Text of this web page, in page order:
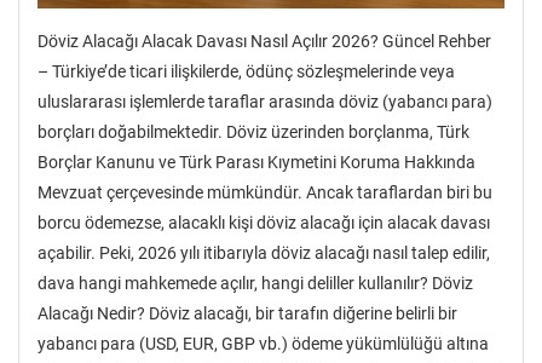
Döviz Alacağı Alacak Davası Nasıl Açılır 2026? Güncel Rehber
– Türkiye’de ticari ilişkilerde, ödünç sözleşmelerinde veya
uluslararası işlemlerde taraflar arasında döviz (yabancı para)
borçları doğabilmektedir. Döviz üzerinden borçlanma, Türk
Borçlar Kanunu ve Türk Parası Kıymetini Koruma Hakkında
Mevzuat çerçevesinde mümkündür. Ancak taraflardan biri bu
borcu ödemezse, alacaklı kişi döviz alacağı için alacak davası
açabilir. Peki, 2026 yılı itibarıyla döviz alacağı nasıl talep edilir,
dava hangi mahkemede açılır, hangi deliller kullanılır? Döviz
Alacağı Nedir? Döviz alacağı, bir tarafın diğerine belirli bir
yabancı para (USD, EUR, GBP vb.) ödeme yükümlülüğü altına